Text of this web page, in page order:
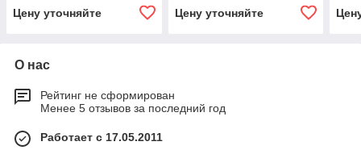
Цену уточняйте
Цену уточняйте
О нас
Рейтинг не сформирован
Менее 5 отзывов за последний год
Работает с 17.05.2011